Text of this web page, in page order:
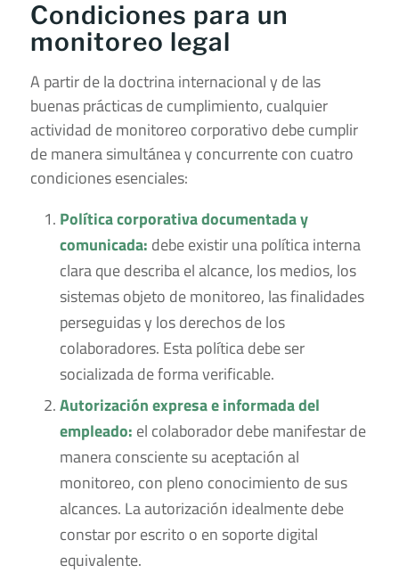
Condiciones para un
monitoreo legal
A partir de la doctrina internacional y de las
buenas prácticas de cumplimiento, cualquier
actividad de monitoreo corporativo debe cumplir
de manera simultánea y concurrente con cuatro
condiciones esenciales:
Política corporativa documentada y
comunicada: debe existir una política interna
clara que describa el alcance, los medios, los
sistemas objeto de monitoreo, las finalidades
perseguidas y los derechos de los
colaboradores. Esta política debe ser
socializada de forma verificable.
Autorización expresa e informada del
empleado: el colaborador debe manifestar de
manera consciente su aceptación al
monitoreo, con pleno conocimiento de sus
alcances. La autorización idealmente debe
constar por escrito o en soporte digital
equivalente.